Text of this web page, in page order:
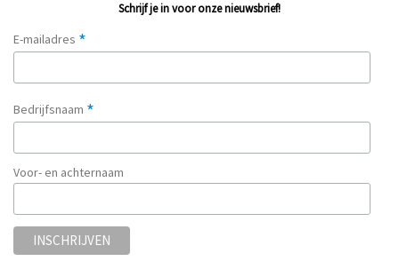
Schrijf je in voor onze nieuwsbrief!
E-mailadres *
Bedrijfsnaam *
Voor- en achternaam